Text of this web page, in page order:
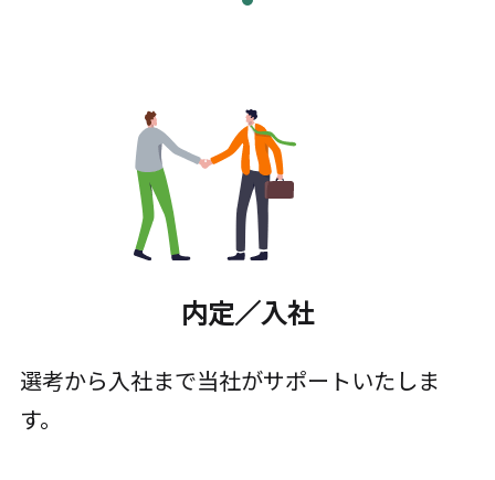
内定／入社
選考から入社まで当社がサポートいたしま
す。